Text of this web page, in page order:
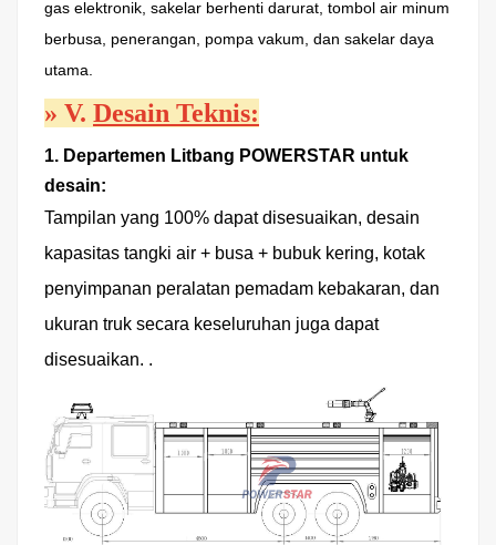
gas elektronik, sakelar berhenti darurat, tombol air minum
berbusa, penerangan, pompa vakum, dan sakelar daya
utama.
» V. Desain Teknis:
1. Departemen Litbang POWERSTAR untuk
desain:
Tampilan yang 100% dapat disesuaikan, desain
kapasitas tangki air + busa + bubuk kering, kotak
penyimpanan peralatan pemadam kebakaran, dan
ukuran truk secara keseluruhan juga dapat
disesuaikan. .